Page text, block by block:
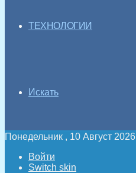
ТЕХНОЛОГИИ
Искать
Понедельник , 10 Август 2026
Войти
Switch skin